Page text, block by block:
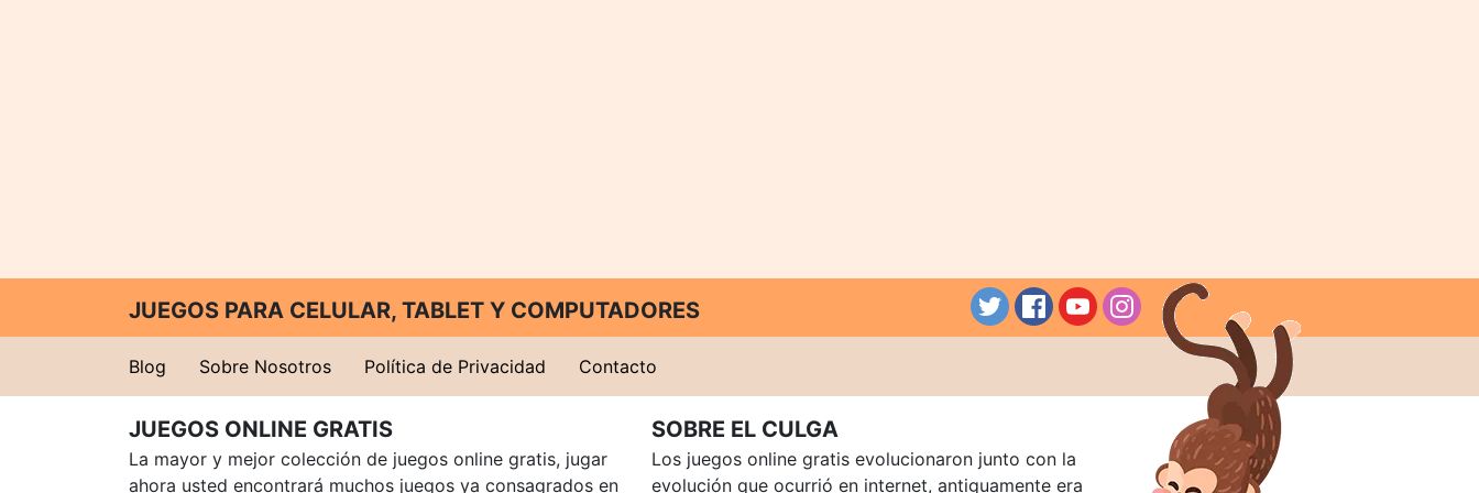
JUEGOS PARA CELULAR, TABLET Y COMPUTADORES
Blog Sobre Nosotros Política de Privacidad Contacto
JUEGOS ONLINE GRATIS
La mayor y mejor colección de juegos online gratis, jugar
ahora usted encontrará muchos juegos ya consagrados en
SOBRE EL CULGA
Los juegos online gratis evolucionaron junto con la
evolución que ocurrió en internet, antiguamente era